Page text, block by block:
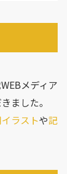
メディア
ました。
ラストや記